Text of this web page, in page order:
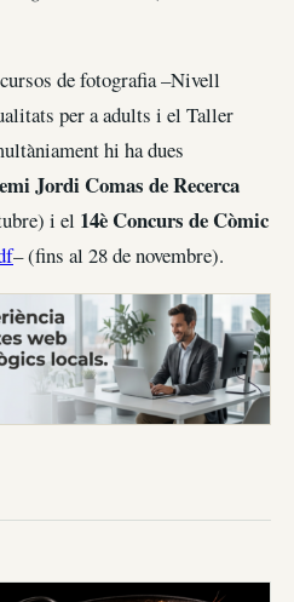
de fotografia –Nivell
per a adults i el Taller
hi ha dues
Jordi Comas de Recerca
i el 14è Concurs de Còmic
– (fins al 28 de novembre).